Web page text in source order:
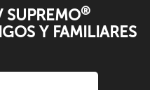
SUPREMO®
Y FAMILIARES